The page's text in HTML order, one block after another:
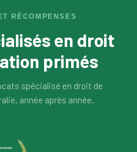
RÉCOMPENSES
en droit
primés
spécialisé en droit de
année après année.